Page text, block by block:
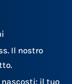
Il nostro
il tuo